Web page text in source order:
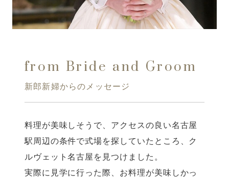
from Bride and Groom
新郎新婦からのメッセージ
料理が美味しそうで、アクセスの良い名古屋
駅周辺の条件で式場を探していたところ、ク
ルヴェット名古屋を見つけました。
実際に見学に行った際、お料理が美味しかっ